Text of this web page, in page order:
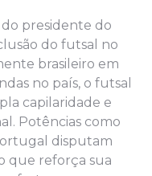
presidente do
do futsal no
brasileiro em
no país, o futsal
capilaridade e
Potências como
disputam
que reforça sua